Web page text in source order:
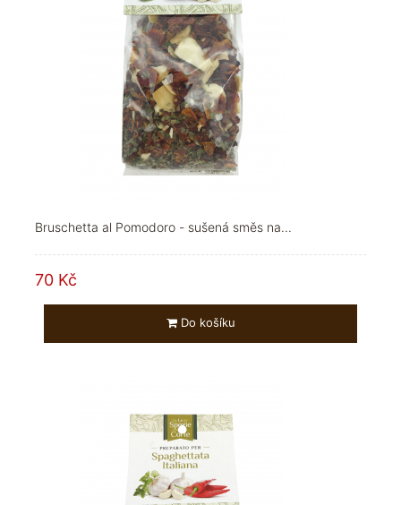
Bruschetta al Pomodoro - sušená směs na...
70 Kč
Do košíku